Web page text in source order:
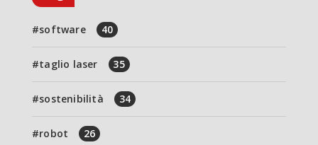
software 40
taglio laser 35
sostenibilità 34
robot 26